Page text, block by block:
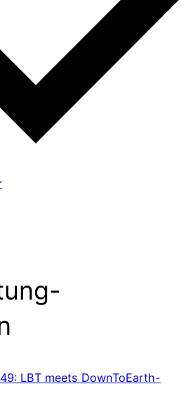
LBT meets DownToEarth-